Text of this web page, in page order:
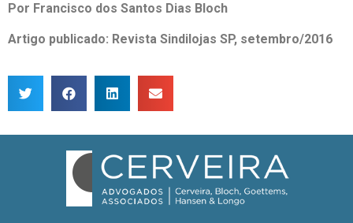
Por Francisco dos Santos Dias Bloch
Artigo publicado: Revista Sindilojas SP, setembro/2016